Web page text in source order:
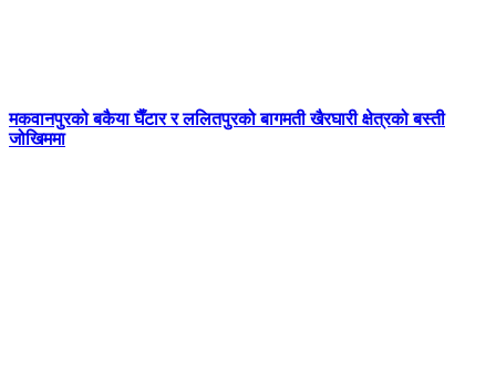
मकवानपुरको बकैया घैँटार र ललितपुरको बागमती खैरघारी क्षेत्रको बस्ती
जोखिममा